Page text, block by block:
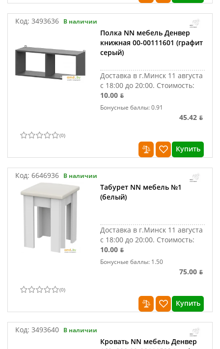
Код: 3493636 В наличии
Полка NN мебель Денвер
книжная 00-00111601 (графит
серый)
Доставка в г.Минск 11 августа
с 18:00 до 20:00. Стоимость:
10.00 ƃ
Бонусные баллы: 0.91
45.42 ƃ
(0)
Купить
Код: 6646936 В наличии
Табурет NN мебель №1
(белый)
Доставка в г.Минск 11 августа
с 18:00 до 20:00. Стоимость:
10.00 ƃ
Бонусные баллы: 1.50
75.00 ƃ
(0)
Купить
Код: 3493640 В наличии
Кровать NN мебель Денвер